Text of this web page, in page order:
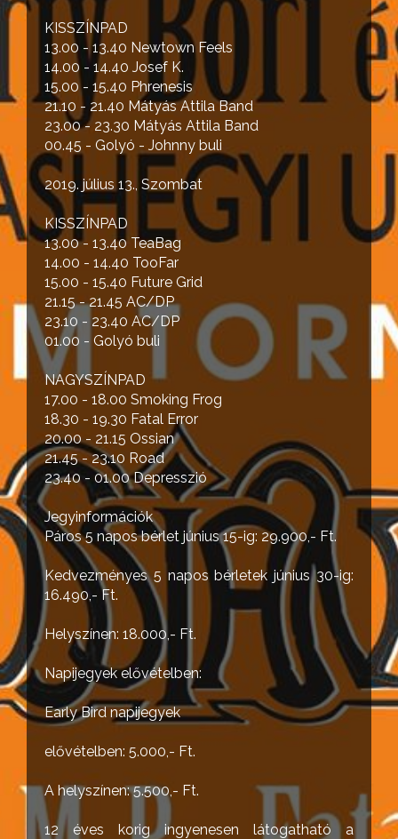
KISSZÍNPAD
13.00 - 13.40 Newtown Feels
14.00 - 14.40 Josef K.
15.00 - 15.40 Phrenesis
21.10 - 21.40 Mátyás Attila Band
23.00 - 23.30 Mátyás Attila Band
00.45 - Golyó - Johnny buli
2019. július 13., Szombat
KISSZÍNPAD
13.00 - 13.40 TeaBag
14.00 - 14.40 TooFar
15.00 - 15.40 Future Grid
21.15 - 21.45 AC/DP
23.10 - 23.40 AC/DP
01.00 - Golyó buli
NAGYSZÍNPAD
17.00 - 18.00 Smoking Frog
18.30 - 19.30 Fatal Error
20.00 - 21.15 Ossian
21.45 - 23.10 Road
23.40 - 01.00 Depresszió
Jegyinformációk
Páros 5 napos bérlet június 15-ig: 29.900,- Ft.
Kedvezményes 5 napos bérletek június 30-ig:
16.490,- Ft.
Helyszínen: 18.000,- Ft.
Napijegyek elővételben:
Early Bird napijegyek
elővételben: 5.000,- Ft.
A helyszínen: 5.500,- Ft.
12 éves korig ingyenesen látogatható a